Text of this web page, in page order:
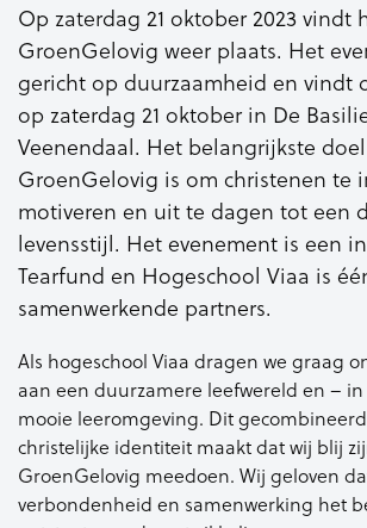
Op zaterdag 21 oktober 2023 vindt
GroenGelovig weer plaats. Het
gericht op duurzaamheid en vindt
op zaterdag 21 oktober in De
Veenendaal. Het belangrijkste
GroenGelovig is om christenen te
motiveren en uit te dagen tot een
levensstijl. Het evenement is een
Tearfund en Hogeschool Viaa is
samenwerkende partners.
Als hogeschool Viaa dragen we graag
aan een duurzamere leefwereld en –
mooie leeromgeving. Dit
christelijke identiteit maakt dat wij blij
GroenGelovig meedoen. Wij geloven
verbondenheid en samenwerking het